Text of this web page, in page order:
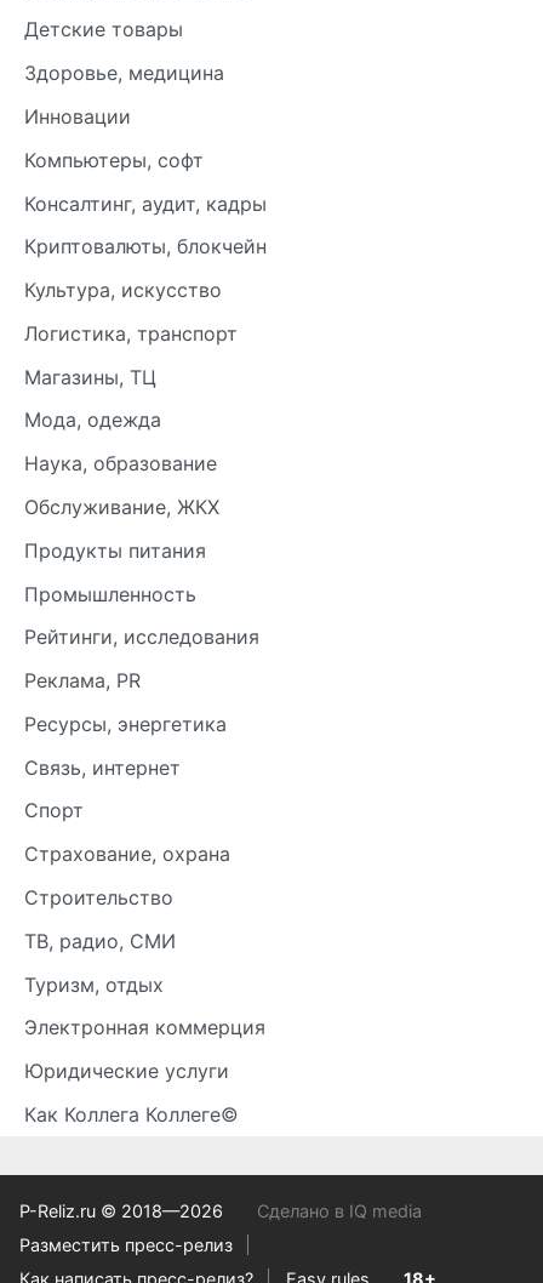
Детские товары
Здоровье, медицина
Инновации
Компьютеры, софт
Консалтинг, аудит, кадры
Криптовалюты, блокчейн
Культура, искусство
Логистика, транспорт
Магазины, ТЦ
Мода, одежда
Наука, образование
Обслуживание, ЖКХ
Продукты питания
Промышленность
Рейтинги, исследования
Реклама, PR
Ресурсы, энергетика
Связь, интернет
Спорт
Страхование, охрана
Строительство
ТВ, радио, СМИ
Туризм, отдых
Электронная коммерция
Юридические услуги
Как Коллега Коллеге©
P-Reliz.ru © 2018—2026
Сделано в IQ media
Разместить пресс-релиз